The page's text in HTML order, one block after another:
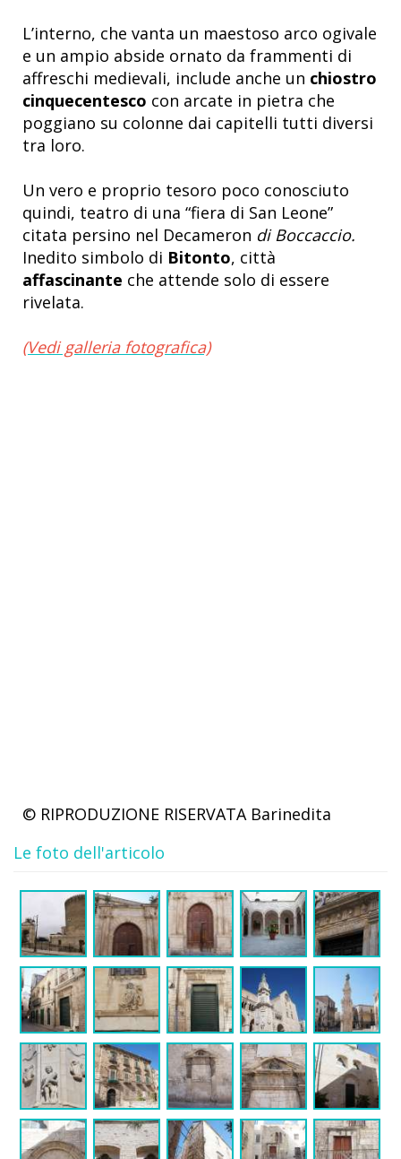
L’interno, che vanta un maestoso arco ogivale
e un ampio abside ornato da frammenti di
affreschi medievali, include anche un chiostro
cinquecentesco con arcate in pietra che
poggiano su colonne dai capitelli tutti diversi
tra loro.
Un vero e proprio tesoro poco conosciuto
quindi, teatro di una “fiera di San Leone”
citata persino nel Decameron di Boccaccio.
Inedito simbolo di Bitonto, città
affascinante che attende solo di essere
rivelata.
(Vedi galleria fotografica)
© RIPRODUZIONE RISERVATA Barinedita
Le foto dell'articolo